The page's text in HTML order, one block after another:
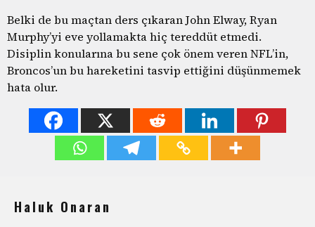
Belki de bu maçtan ders çıkaran John Elway, Ryan
Murphy’yi eve yollamakta hiç tereddüt etmedi.
Disiplin konularına bu sene çok önem veren NFL’in,
Broncos’un bu hareketini tasvip ettiğini düşünmemek
hata olur.
Haluk Onaran